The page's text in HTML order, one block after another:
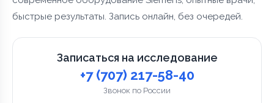
быстрые результаты. Запись онлайн, без очередей.
Записаться на исследование
+7 (707) 217-58-40
Звонок по России